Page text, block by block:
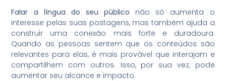
Falar a língua do seu público não só aumenta o
interesse pelas suas postagens, mas também ajuda a
construir uma conexão mais forte e duradoura.
Quando as pessoas sentem que os conteúdos são
relevantes para elas, é mais provável que interajam e
compartilhem com outros. Isso, por sua vez, pode
aumentar seu alcance e impacto.